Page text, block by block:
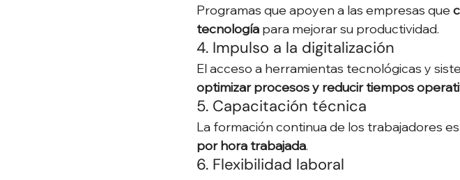
Programas que apoyen a las empresas que
tecnología para mejorar su productividad.
4. Impulso a la digitalización
El acceso a herramientas tecnológicas y
optimizar procesos y reducir tiempos
5. Capacitación técnica
La formación continua de los trabajadores
por hora trabajada.
6. Flexibilidad laboral